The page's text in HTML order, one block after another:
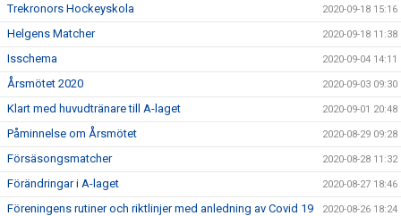
Trekronors Hockeyskola 2020-09-18 15:16
Helgens Matcher 2020-09-18 11:38
Isschema 2020-09-04 14:11
Årsmötet 2020 2020-09-03 09:30
Klart med huvudtränare till A-laget 2020-09-01 20:48
Påminnelse om Årsmötet 2020-08-29 09:28
Försäsongsmatcher 2020-08-28 11:32
Förändringar i A-laget 2020-08-27 18:46
Föreningens rutiner och riktlinjer med anledning av Covid 19 2020-08-26 18:24